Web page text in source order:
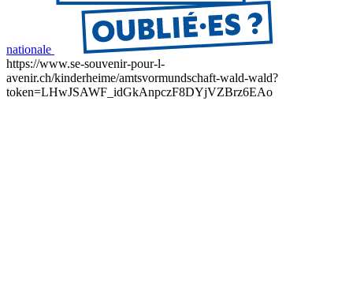
nationale
https://www.se-souvenir-pour-l-
avenir.ch/kinderheime/amtsvormundschaft-wald-wald?
token=LHwJSAWF_idGkAnpczF8DYjVZBrz6EAo